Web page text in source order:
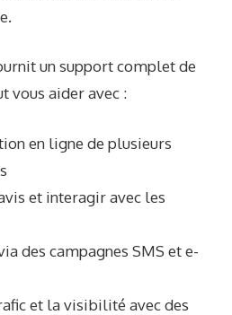
un support complet de
vous aider avec :
en ligne de plusieurs
et interagir avec les
des campagnes SMS et e-
et la visibilité avec des